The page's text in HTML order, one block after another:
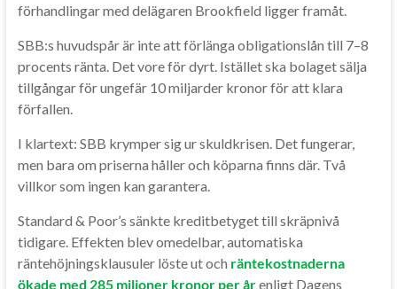
förhandlingar med delägaren Brookfield ligger framåt.
SBB:s huvudspår är inte att förlänga obligationslån till 7–8
procents ränta. Det vore för dyrt. Istället ska bolaget sälja
tillgångar för ungefär 10 miljarder kronor för att klara
förfallen.
I klartext: SBB krymper sig ur skuldkrisen. Det fungerar,
men bara om priserna håller och köparna finns där. Två
villkor som ingen kan garantera.
Standard & Poor’s sänkte kreditbetyget till skräpnivå
tidigare. Effekten blev omedelbar, automatiska
räntehöjningsklausuler löste ut och räntekostnaderna
ökade med 285 miljoner kronor per årenligt Dagens